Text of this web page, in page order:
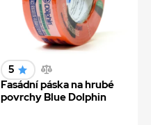
5
Fasádní páska na hrubé
povrchy Blue Dolphin